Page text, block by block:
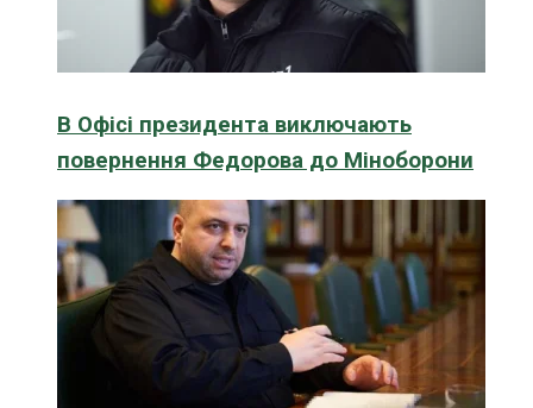
В Офісі президента виключають
повернення Федорова до Міноборони